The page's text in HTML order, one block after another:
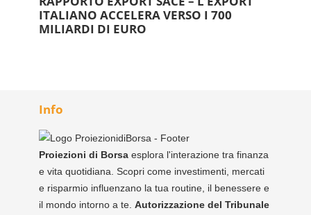
ITALIANO ACCELERA VERSO I 700
MILIARDI DI EURO
Info
Proiezioni di Borsa esplora l'interazione tra finanza
e vita quotidiana. Scopri come investimenti, mercati
e risparmio influenzano la tua routine, il benessere e
il mondo intorno a te. Autorizzazione del Tribunale